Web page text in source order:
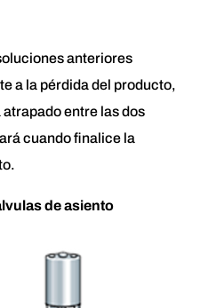
anteriores
a la pérdida del producto,
entre las dos
cuando finalice la
de asiento